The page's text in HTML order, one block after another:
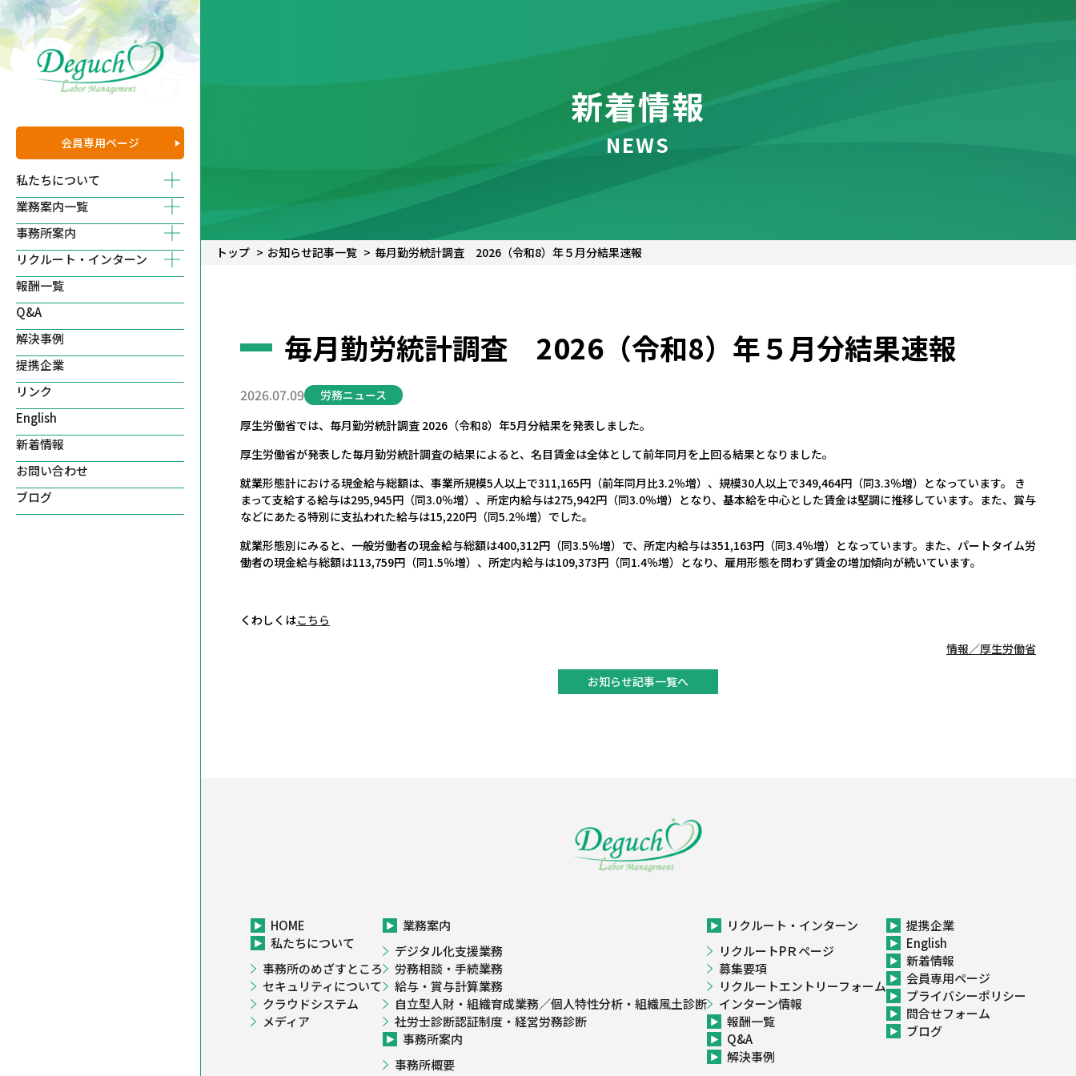
会員専用ページ
私たちについて
業務案内一覧
事務所案内
リクルート・インターン
報酬一覧
Q&A
解決事例
提携企業
リンク
English
新着情報
お問い合わせ
ブログ
新着情報
NEWS
トップ お知らせ記事一覧 毎月勤労統計調査 2026（令和8）年５月分結果速報
毎月勤労統計調査 2026（令和8）年５月分結果速報
2026.07.09
労務ニュース
厚生労働省では、毎月勤労統計調査 2026（令和8）年5月分結果を発表しました。
厚生労働省が発表した毎月勤労統計調査の結果によると、名目賃金は全体として前年同月を上回る結果となりました。
就業形態計における現金給与総額は、事業所規模5人以上で311,165円（前年同月比3.2％増）、規模30人以上で349,464円（同3.3％増）となっています。 き
まって支給する給与は295,945円（同3.0％増）、所定内給与は275,942円（同3.0％増）となり、基本給を中心とした賃金は堅調に推移しています。また、賞与
などにあたる特別に支払われた給与は15,220円（同5.2％増）でした。
就業形態別にみると、一般労働者の現金給与総額は400,312円（同3.5％増）で、所定内給与は351,163円（同3.4％増）となっています。また、パートタイム労
働者の現金給与総額は113,759円（同1.5％増）、所定内給与は109,373円（同1.4％増）となり、雇用形態を問わず賃金の増加傾向が続いています。
くわしくはこちら
情報／厚生労働省
お知らせ記事一覧へ
HOME
私たちについて
事務所のめざすところ
セキュリティについて
クラウドシステム
メディア
業務案内
デジタル化支援業務
労務相談・手続業務
給与・賞与計算業務
自立型人財・組織育成業務／個人特性分析・組織風土診断
社労士診断認証制度・経営労務診断
事務所案内
事務所概要
リクルート・インターン
リクルートPＲページ
募集要項
リクルートエントリーフォーム
インターン情報
報酬一覧
Q&A
解決事例
提携企業
English
新着情報
会員専用ページ
プライバシーポリシー
問合せフォーム
ブログ